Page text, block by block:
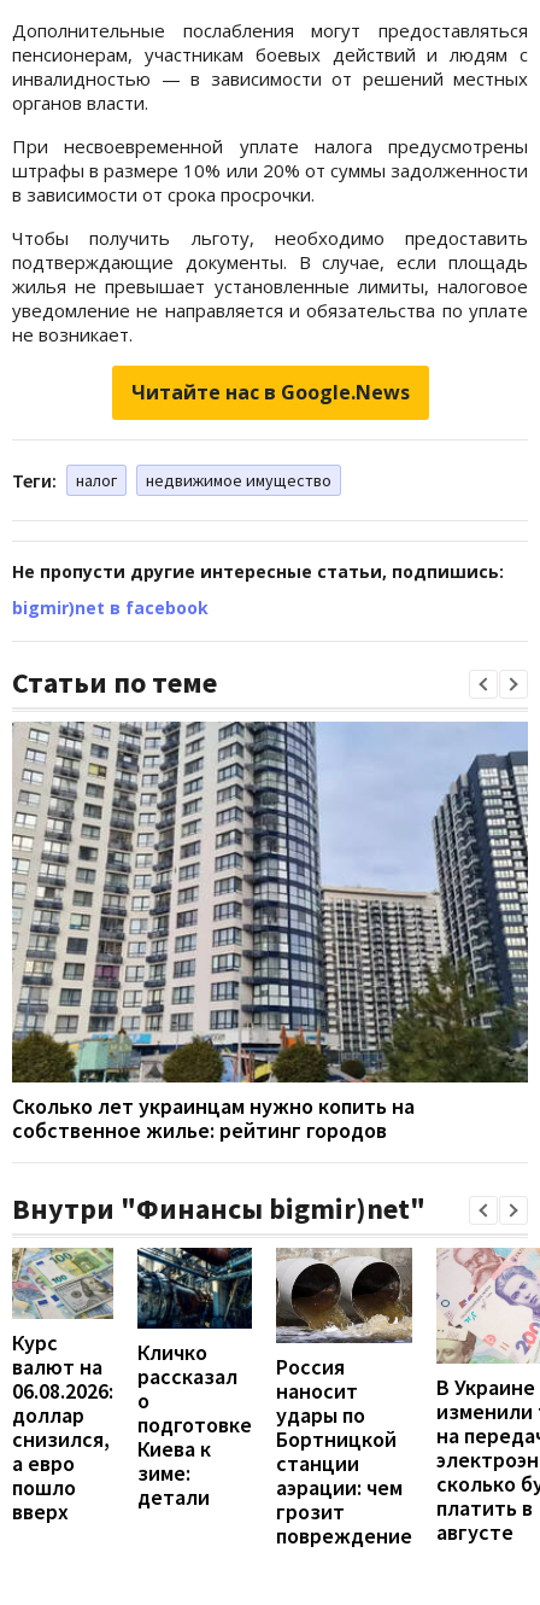
Дополнительные послабления могут предоставляться
пенсионерам, участникам боевых действий и людям с
инвалидностью — в зависимости от решений местных
органов власти.
При несвоевременной уплате налога предусмотрены
штрафы в размере 10% или 20% от суммы задолженности
в зависимости от срока просрочки.
Чтобы получить льготу, необходимо предоставить
подтверждающие документы. В случае, если площадь
жилья не превышает установленные лимиты, налоговое
уведомление не направляется и обязательства по уплате
не возникает.
Читайте нас в Google.News
Теги: налог недвижимое имущество
Не пропусти другие интересные статьи, подпишись:
bigmir)net в facebook
Статьи по теме
Сколько лет украинцам нужно копить на
собственное жилье: рейтинг городов
Внутри "Финансы bigmir)net"
Курс
валют на
06.08.2026:
доллар
снизился,
а евро
пошло
вверх
Кличко
рассказал
о
подготовке
Киева к
зиме:
детали
Россия
наносит
удары по
Бортницкой
станции
аэрации: чем
грозит
повреждение
В Украине
на
сколько
платить в
августе